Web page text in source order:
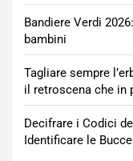
Bandiere Verdi
bambini
Tagliare sempre
il retroscena che in
Decifrare i Codici
Identificare le